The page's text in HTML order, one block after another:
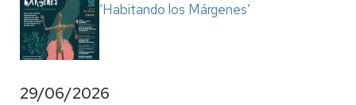
‘Habitando los Márgenes’
29/06/2026